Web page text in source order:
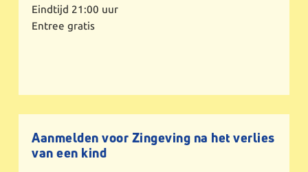
Eindtijd 21:00 uur
Entree gratis
Aanmelden voor Zingeving na het verlies
van een kind